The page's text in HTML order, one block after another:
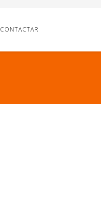
CONTACTAR